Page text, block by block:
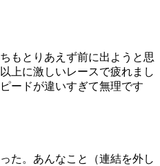
もとりあえず前に出ようと思
上に激しいレースで疲れまし
ードが違いすぎて無理です
た。あんなこと（連結を外し